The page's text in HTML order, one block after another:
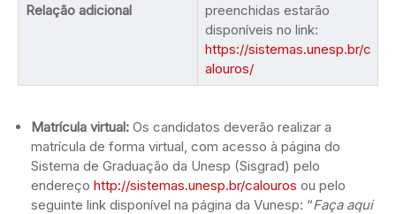
Relação adicional
preenchidas estarão
disponíveis no link:
https://sistemas.unesp.br/c
alouros/
Matrícula virtual: Os candidatos deverão realizar a
matrícula de forma virtual, com acesso à página do
Sistema de Graduação da Unesp (Sisgrad) pelo
endereço http://sistemas.unesp.br/calouros ou pelo
seguinte link disponível na página da Vunesp: “Faça aqui